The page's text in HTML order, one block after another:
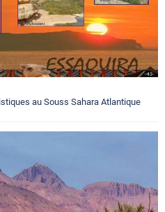
au Souss Sahara Atlantique